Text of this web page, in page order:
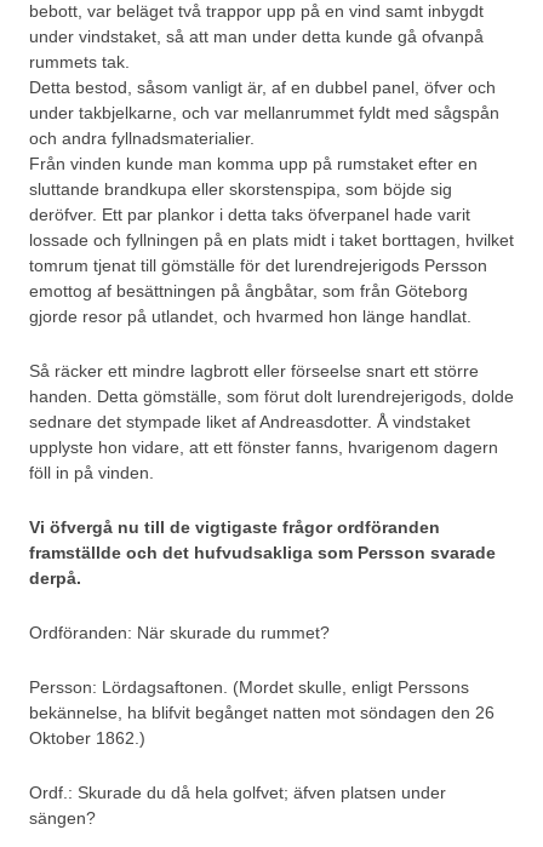
bebott, var beläget två trappor upp på en vind samt inbygdt
under vindstaket, så att man under detta kunde gå ofvanpå
rummets tak.
Detta bestod, såsom vanligt är, af en dubbel panel, öfver och
under takbjelkarne, och var mellanrummet fyldt med sågspån
och andra fyllnadsmaterialier.
Från vinden kunde man komma upp på rumstaket efter en
sluttande brandkupa eller skorstenspipa, som böjde sig
deröfver. Ett par plankor i detta taks öfverpanel hade varit
lossade och fyllningen på en plats midt i taket borttagen, hvilket
tomrum tjenat till gömställe för det lurendrejerigods Persson
emottog af besättningen på ångbåtar, som från Göteborg
gjorde resor på utlandet, och hvarmed hon länge handlat.
Så räcker ett mindre lagbrott eller förseelse snart ett större
handen. Detta gömställe, som förut dolt lurendrejerigods, dolde
sednare det stympade liket af Andreasdotter. Å vindstaket
upplyste hon vidare, att ett fönster fanns, hvarigenom dagern
föll in på vinden.
Vi öfvergå nu till de vigtigaste frågor ordföranden
framställde och det hufvudsakliga som Persson svarade
derpå.
Ordföranden: När skurade du rummet?
Persson: Lördagsaftonen. (Mordet skulle, enligt Perssons
bekännelse, ha blifvit begånget natten mot söndagen den 26
Oktober 1862.)
Ordf.: Skurade du då hela golfvet; äfven platsen under
sängen?